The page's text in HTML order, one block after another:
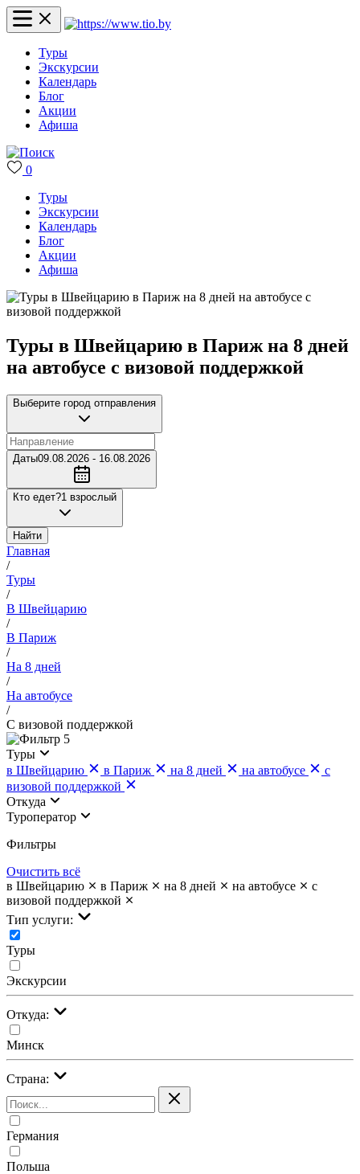
Туры
Экскурсии
Календарь
Блог
Акции
Афиша
0
Туры
Экскурсии
Календарь
Блог
Акции
Афиша
Туры в Швейцарию в Париж на 8 дней
на автобусе с визовой поддержкой
Выберите город отправления
Даты09.08.2026 - 16.08.2026
Кто едет?1 взрослый
Найти
Главная
/
Туры
/
В Швейцарию
/
В Париж
/
На 8 дней
/
На автобусе
/
С визовой поддержкой
5
Туры
в Швейцарию
в Париж на 8 дней на автобусе
с
визовой поддержкой
Откуда
Туроператор
Фильтры
Очистить всё
в Швейцарию
в Париж на 8 дней на автобусе
с
визовой поддержкой
Тип услуги:
Туры
Экскурсии
Откуда:
Минск
Страна:
Германия
Польша